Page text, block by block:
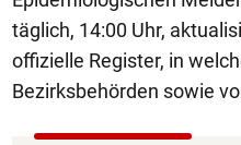
täglich, 14:00 Uhr,
offizielle Register, in
Bezirksbehörden sowie